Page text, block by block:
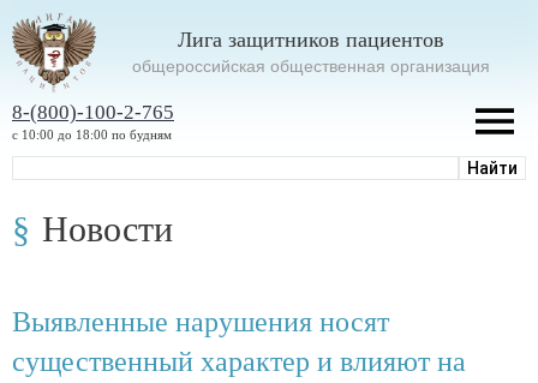
Лига защитников пациентов
oбщероссийская общественная организация
8-(800)-100-2-765
с 10:00 до 18:00 по будням
Новости
Выявленные нарушения носят
существенный характер и влияют на